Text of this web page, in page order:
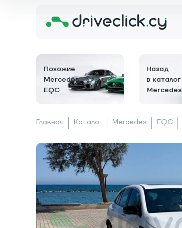
Похожие
Mercedes
EQC
Назад
в каталог
Mercedes
Главная Каталог Mercedes EQC